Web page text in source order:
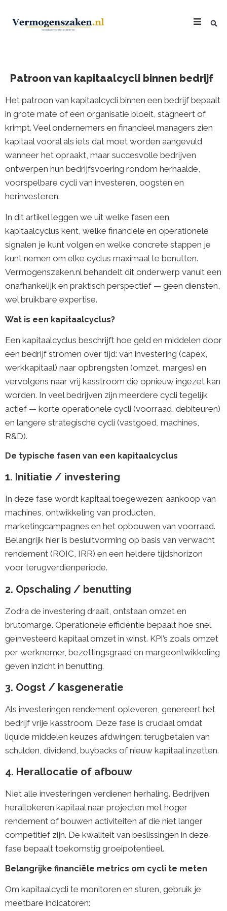
Patroon van kapitaalcycli binnen bedrijf
Het patroon van kapitaalcycli binnen een bedrijf bepaalt
in grote mate of een organisatie bloeit, stagneert of
krimpt. Veel ondernemers en financieel managers zien
kapitaal vooral als iets dat moet worden aangevuld
wanneer het opraakt, maar succesvolle bedrijven
ontwerpen hun bedrijfsvoering rondom herhaalde,
voorspelbare cycli van investeren, oogsten en
herinvesteren.
In dit artikel leggen we uit welke fasen een
kapitaalcyclus kent, welke financiële en operationele
signalen je kunt volgen en welke concrete stappen je
kunt nemen om elke cyclus maximaal te benutten.
Vermogenszaken.nl behandelt dit onderwerp vanuit een
onafhankelijk en praktisch perspectief — geen diensten,
wel bruikbare expertise.
Wat is een kapitaalcyclus?
Een kapitaalcyclus beschrijft hoe geld en middelen door
een bedrijf stromen over tijd: van investering (capex,
werkkapitaal) naar opbrengsten (omzet, marges) en
vervolgens naar vrij kasstroom die opnieuw ingezet kan
worden. In veel bedrijven zijn meerdere cycli tegelijk
actief — korte operationele cycli (voorraad, debiteuren)
en langere strategische cycli (vastgoed, machines,
R&D).
De typische fasen van een kapitaalcyclus
1. Initiatie / investering
In deze fase wordt kapitaal toegewezen: aankoop van
machines, ontwikkeling van producten,
marketingcampagnes en het opbouwen van voorraad.
Belangrijk hier is besluitvorming op basis van verwacht
rendement (ROIC, IRR) en een heldere tijdshorizon
voor terugverdienperiode.
2. Opschaling / benutting
Zodra de investering draait, ontstaan omzet en
brutomarge. Operationele efficiëntie bepaalt hoe snel
geïnvesteerd kapitaal omzet in winst. KPI’s zoals omzet
per werknemer, bezettingsgraad en margeontwikkeling
geven inzicht in benutting.
3. Oogst / kasgeneratie
Als investeringen rendement opleveren, genereert het
bedrijf vrije kasstroom. Deze fase is cruciaal omdat
liquide middelen keuzes afdwingen: terugbetalen van
schulden, dividend, buybacks of nieuw kapitaal inzetten.
4. Herallocatie of afbouw
Niet alle investeringen verdienen herhaling. Bedrijven
herallokeren kapitaal naar projecten met hoger
rendement of bouwen activiteiten af die niet langer
competitief zijn. De kwaliteit van beslissingen in deze
fase bepaalt toekomstig groeipotentieel.
Belangrijke financiële metrics om cycli te meten
Om kapitaalcycli te monitoren en sturen, gebruik je
meetbare indicatoren: